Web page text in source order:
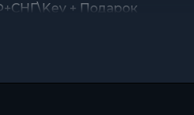
+ Подарок